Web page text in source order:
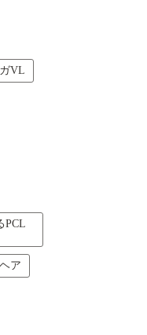
VL
PCL
ア